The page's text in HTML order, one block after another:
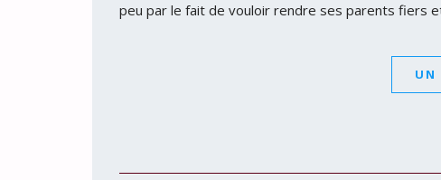
peu par le fait de vouloir rendre ses parents fiers
UN